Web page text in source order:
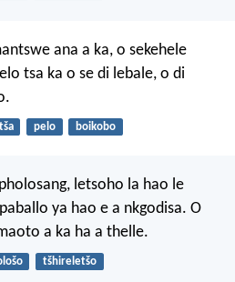
ana a ka, o sekehele
tsa ka o se di lebale, o di
pelo boikobo
letsoho la hao le
paballo ya hao e a nkgodisa. O
a ka ha a thelle.
tšhireletšo